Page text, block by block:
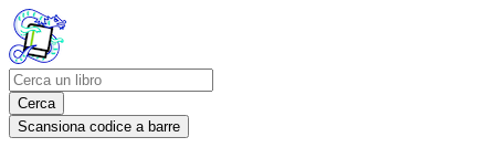
Cerca
Scansiona codice a barre